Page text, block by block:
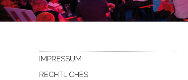
IMPRESSUM
RECHTLICHES